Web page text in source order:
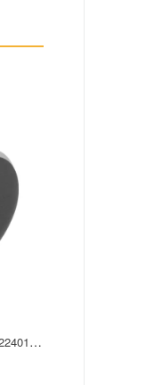
Мебельная ручка-кнопка Edson 22401 черная